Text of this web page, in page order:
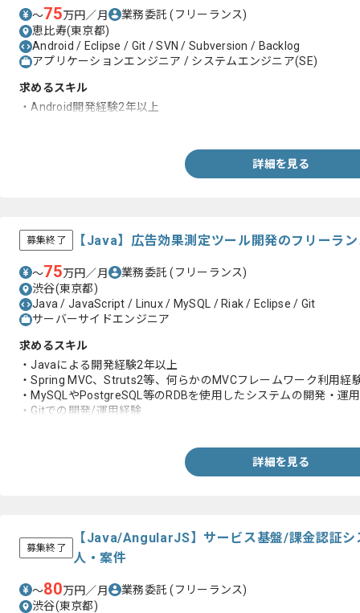
〜75万円／月 業務委託(フリーランス)
恵比寿(東京都)
Android / Eclipse / Git / SVN / Subversion / Backlog
アプリケーションエンジニア / システムエンジニア(SE)
求めるスキル
・Android開発経験2年以上
詳細を見る
募集終了 【Java】広告効果測定ツール開発のフリーラ
〜75万円／月 業務委託(フリーランス)
渋谷(東京都)
Java / JavaScript / Linux / MySQL / Riak / Eclipse / Git
サーバーサイドエンジニア
求めるスキル
・Javaによる開発経験2年以上
・Spring MVC、Struts2等、何らかのMVCフレームワーク利用経
・MySQLやPostgreSQL等のRDBを使用したシステムの開発・運
・Gitでの開発/運用経験
詳細を見る
募集終了
【Java/AngularJS】サービス基盤/課金認証シ
人・案件
〜80万円／月 業務委託(フリーランス)
渋谷(東京都)